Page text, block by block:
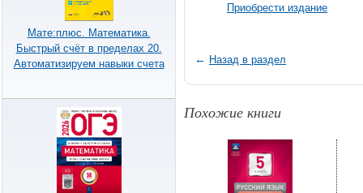
Мате:плюс. Математика.
Быстрый счёт в пределах 20.
Автоматизируем навыки счета
Приобрести издание
← Назад в раздел
Похожие книги